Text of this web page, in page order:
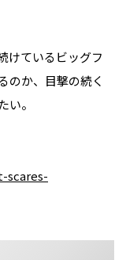
けているビッグフ
のか、目撃の続く
い。
scares-